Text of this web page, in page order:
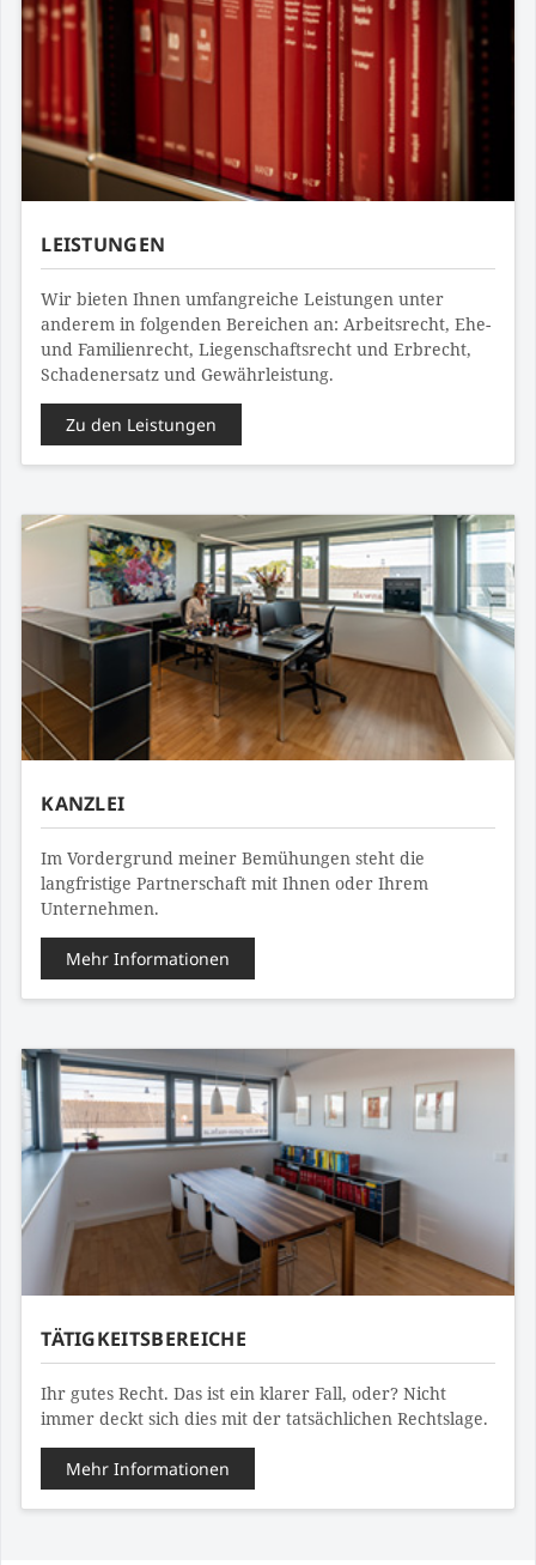
LEISTUNGEN
Wir bieten Ihnen umfangreiche Leistungen unter
anderem in folgenden Bereichen an: Arbeitsrecht, Ehe-
und Familienrecht, Liegenschaftsrecht und Erbrecht,
Schadenersatz und Gewährleistung.
Zu den Leistungen
KANZLEI
Im Vordergrund meiner Bemühungen steht die
langfristige Partnerschaft mit Ihnen oder Ihrem
Unternehmen.
Mehr Informationen
TÄTIGKEITSBEREICHE
Ihr gutes Recht. Das ist ein klarer Fall, oder? Nicht
immer deckt sich dies mit der tatsächlichen Rechtslage.
Mehr Informationen